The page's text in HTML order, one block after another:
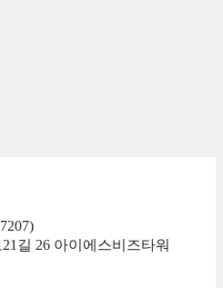
길 26 아이에스비즈타워